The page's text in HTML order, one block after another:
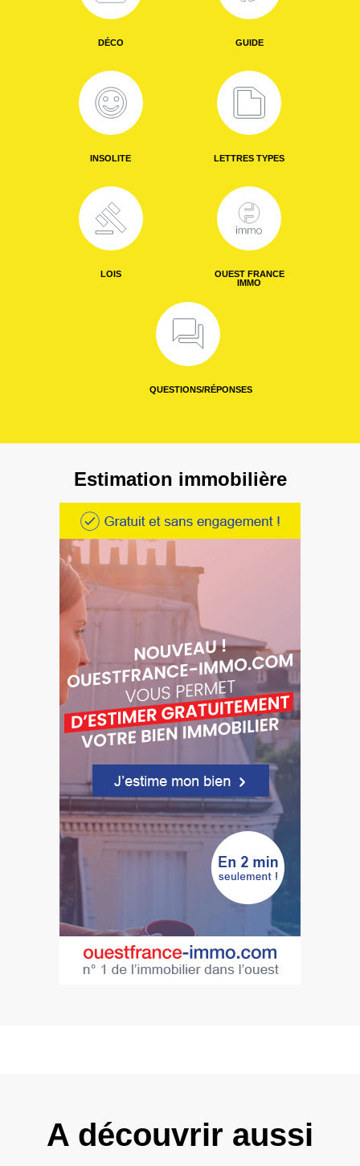
DÉCO GUIDE
INSOLITE LETTRES TYPES
LOIS
OUEST FRANCE
IMMO
QUESTIONS/RÉPONSES
Estimation immobilière
A découvrir aussi